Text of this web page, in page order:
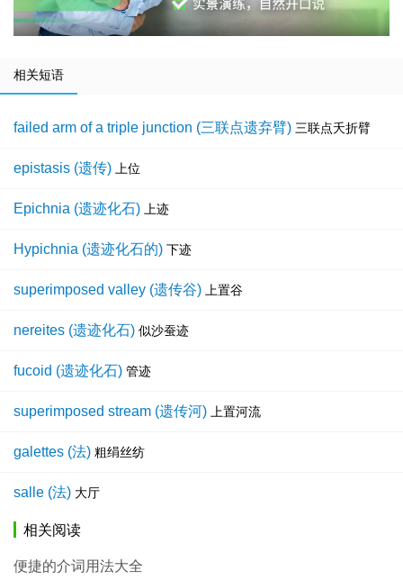
相关短语
failed arm of a triple junction (三联点遗弃臂) 三联点夭折臂
epistasis (遗传) 上位
Epichnia (遗迹化石) 上迹
Hypichnia (遗迹化石的) 下迹
superimposed valley (遗传谷) 上置谷
nereites (遗迹化石) 似沙蚕迹
fucoid (遗迹化石) 管迹
superimposed stream (遗传河) 上置河流
galettes (法) 粗绢丝纺
salle (法) 大厅
相关阅读
便捷的介词用法大全